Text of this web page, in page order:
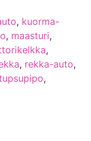
, kuorma-
, maasturi,
,
, rekka-auto,
,